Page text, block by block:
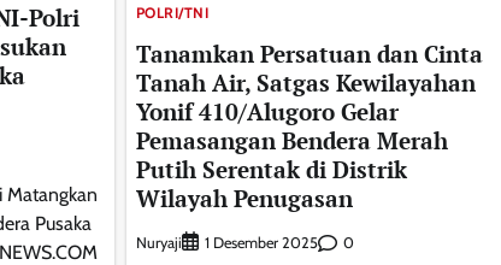
Polri
Matangkan
Pusaka
POLRI/TNI
Tanamkan Persatuan dan Cinta
Tanah Air, Satgas Kewilayahan
Yonif 410/Alugoro Gelar
Pemasangan Bendera Merah
Putih Serentak di Distrik
Wilayah Penugasan
Nuryaji 1 Desember 2025 0